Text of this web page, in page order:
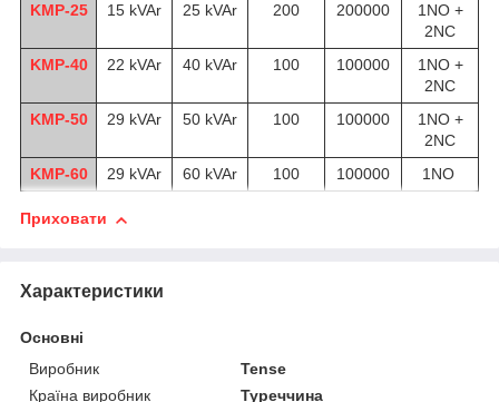
KMP-25
15 kVAr 25 kVAr 200 200000
1NO +
2NC
KMP-40
22 kVAr 40 kVAr 100 100000
1NO +
2NC
KMP-50
29 kVAr 50 kVAr 100 100000
1NO +
2NC
KMP-60
29 kVAr 60 kVAr 100 100000 1NO
Приховати
Характеристики
Основні
Виробник
Tense
Країна виробник
Туреччина